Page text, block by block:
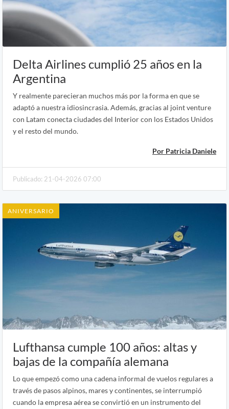
Delta Airlines cumplió 25 años en la
Argentina
Y realmente parecieran muchos más por la forma en que se
adaptó a nuestra idiosincrasia. Además, gracias al joint venture
con Latam conecta ciudades del Interior con los Estados Unidos
y el resto del mundo.
Por Patricia Daniele
Publicado: 21-04-2026 07:00
ANIVERSARIO
Lufthansa cumple 100 años: altas y
bajas de la compañía alemana
Lo que empezó como una cadena informal de vuelos regulares a
través de pasos alpinos, mares y continentes, se interrumpió
cuando la empresa aérea se convirtió en un instrumento del